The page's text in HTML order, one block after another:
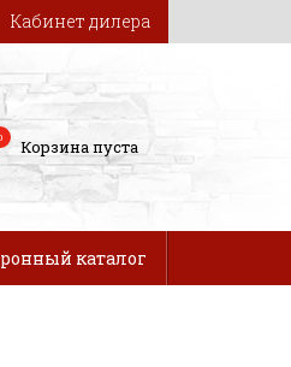
Кабинет дилера
Корзина пуста
каталог